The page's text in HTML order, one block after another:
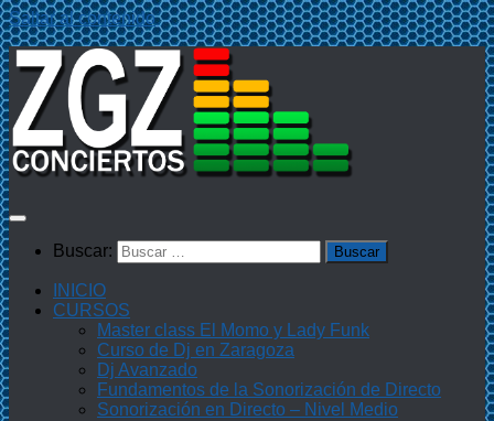
Saltar al contenido
Buscar:
INICIO
CURSOS
Master class El Momo y Lady Funk
Curso de Dj en Zaragoza
Dj Avanzado
Fundamentos de la Sonorización de Directo
Sonorización en Directo – Nivel Medio